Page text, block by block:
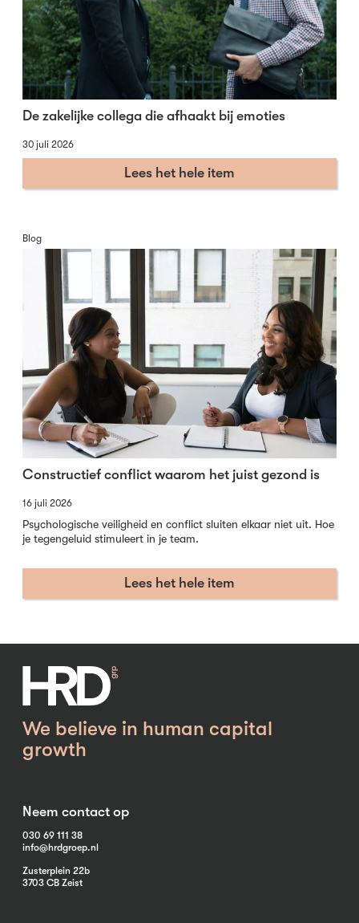
De zakelijke collega die afhaakt bij emoties
30 juli 2026
Lees het hele item
Blog
Constructief conflict waarom het juist gezond is
16 juli 2026
Psychologische veiligheid en conflict sluiten elkaar niet uit. Hoe
je tegengeluid stimuleert in je team.
Lees het hele item
We believe in human capital
growth
Neem contact op
030 69 111 38
info@hrdgroep.nl
Zusterplein 22b
3703 CB Zeist